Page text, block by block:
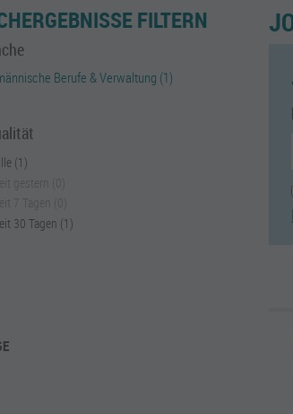
FILTERN
Berufe & Verwaltung (1)
(1)
30 Tagen (1)